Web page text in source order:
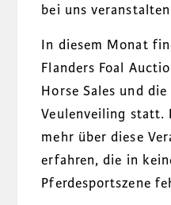
bei uns
In diesem Monat
Flanders Foal
Horse Sales und
Veulenveiling statt.
mehr über diese
erfahren, die in
Pferdesportszene